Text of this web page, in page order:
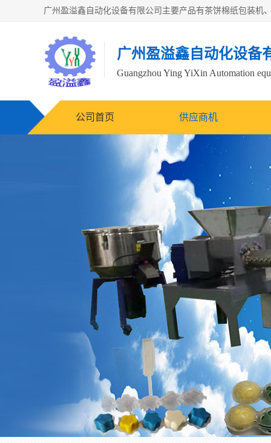
广州盈溢鑫自动化设备
Guangzhou Ying YiXin Automation
公司首页 供应商机